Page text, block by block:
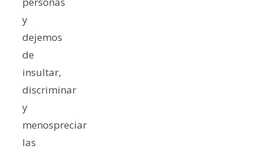
y
dejemos
de
insultar,
discriminar
y
menospreciar
las